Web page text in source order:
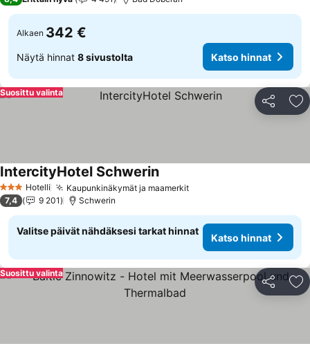
Alkaen 342 €
Näytä hinnat 8 sivustolta Katso hinnat
Jaa
Suosittu valinta
3 Tähtiluokitus
Hotelli Kaupunkinäkymät ja maamerkitKatso hinnat
IntercityHotel SchwerinKatso hinnat
7,4 9 201 Schwerin
Valitse päivät nähdäksesi tarkat hinnat
Katso hinnat
Jaa
Suosittu valinta